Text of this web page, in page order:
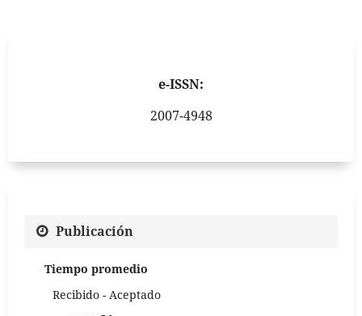
e-ISSN:
2007-4948
Publicación
Tiempo promedio
Recibido - Aceptado